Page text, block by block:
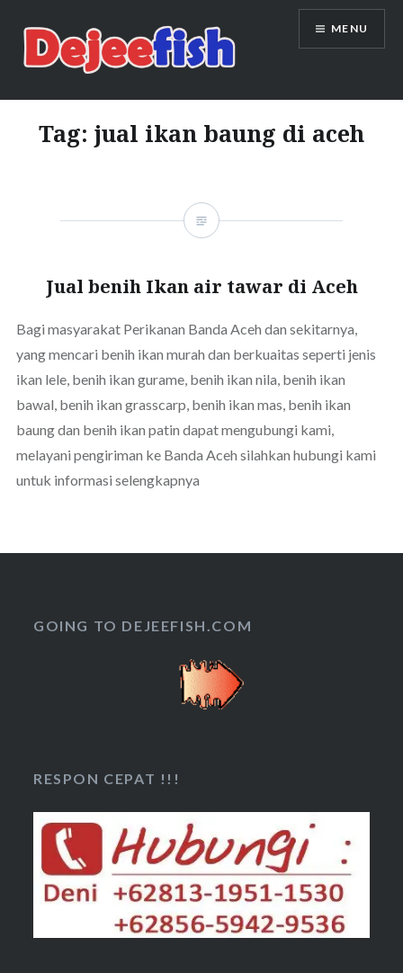
content
DEJEEFISH | PRODUSEN BENIH
IKAN BERKUALITAS INDONESIA
MENU
Tag: jual ikan baung di aceh
Jual benih Ikan air tawar di Aceh
Bagi masyarakat Perikanan Banda Aceh dan sekitarnya,
yang mencari benih ikan murah dan berkuaitas seperti jenis
ikan lele, benih ikan gurame, benih ikan nila, benih ikan
bawal, benih ikan grasscarp, benih ikan mas, benih ikan
baung dan benih ikan patin dapat mengubungi kami,
melayani pengiriman ke Banda Aceh silahkan hubungi kami
untuk informasi selengkapnya
GOING TO DEJEEFISH.COM
RESPON CEPAT !!!